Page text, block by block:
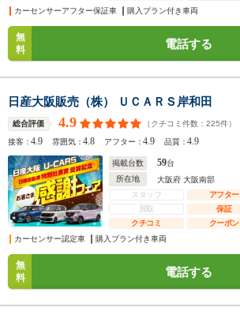
カーセンサーアフター保証車
購入プラン付き車両
無
料
電話する
日産大阪販売（株） ＵＣＡＲＳ岸和田
総合評価 4.9 （クチコミ件数： 225件）
接客：4.9 雰囲気：4.8 アフター：4.9 品質：4.9
掲載台数 59台
所在地
大阪府 大阪南部
スタッフ
アフター
買取
保証
クチコミ
クーポン
カーセンサー認定車
購入プラン付き車両
無
料
電話する